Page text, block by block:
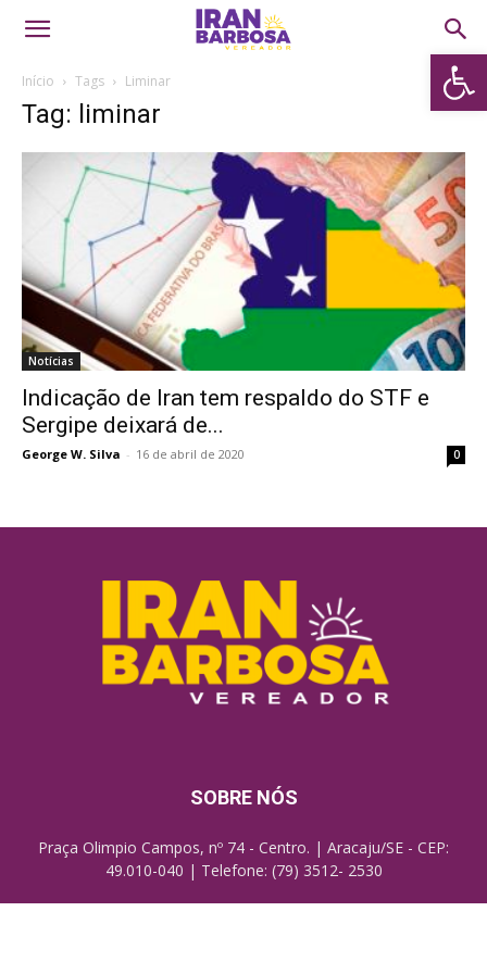
Abrir
Início Tags Liminar
Tag: liminar
Notícias
Indicação de Iran tem respaldo do STF e
Sergipe deixará de...
George W. Silva - 16 de abril de 2020 0
SOBRE NÓS
Praça Olimpio Campos, nº 74 - Centro. | Aracaju/SE - CEP:
49.010-040 | Telefone: (79) 3512- 2530